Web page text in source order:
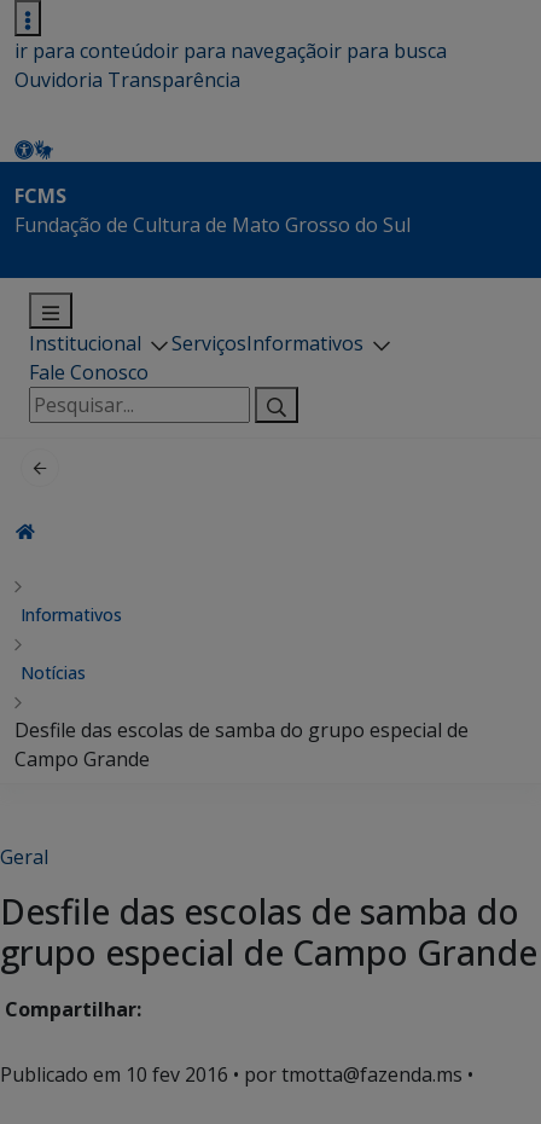
ir para conteúdoir para navegaçãoir para busca
Ouvidoria Transparência
FCMS
Fundação de Cultura de Mato Grosso do Sul
Institucional ServiçosInformativos
Fale Conosco
Pesquisar
por:
Informativos
Notícias
Desfile das escolas de samba do grupo especial de
Campo Grande
Geral
Desfile das escolas de samba do
grupo especial de Campo Grande
Compartilhar:
Publicado em 10 fev 2016 • por tmotta@fazenda.ms •